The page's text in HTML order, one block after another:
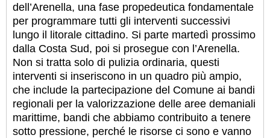
dell’Arenella, una fase propedeutica fondamentale
per programmare tutti gli interventi successivi
lungo il litorale cittadino. Si parte martedì prossimo
dalla Costa Sud, poi si prosegue con l’Arenella.
Non si tratta solo di pulizia ordinaria, questi
interventi si inseriscono in un quadro più ampio,
che include la partecipazione del Comune ai bandi
regionali per la valorizzazione delle aree demaniali
marittime, bandi che abbiamo contribuito a tenere
sotto pressione, perché le risorse ci sono e vanno